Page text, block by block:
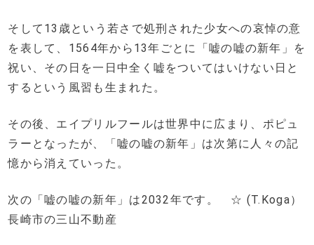
そして13歳という若さで処刑された少女への哀悼の意
を表して、1564年から13年ごとに「嘘の嘘の新年」を
祝い、その日を一日中全く嘘をついてはいけない日と
するという風習も生まれた。
その後、エイプリルフールは世界中に広まり、ポピュ
ラーとなったが、「嘘の嘘の新年」は次第に人々の記
憶から消えていった。
次の「嘘の嘘の新年」は2032年です。 ☆ (T.Koga）
長崎市の三山不動産